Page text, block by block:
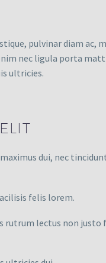
pulvinar diam ac,
nec ligula porta
ultricies.
dui, nec
felis lorem.
rutrum lectus non justo